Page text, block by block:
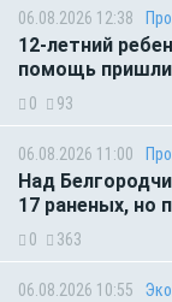
06.08.2026 12:38
12-летний
помощь пришли
0 93
06.08.2026 11:00
Над
17 раненых, но
0 363
06.08.2026 10:55